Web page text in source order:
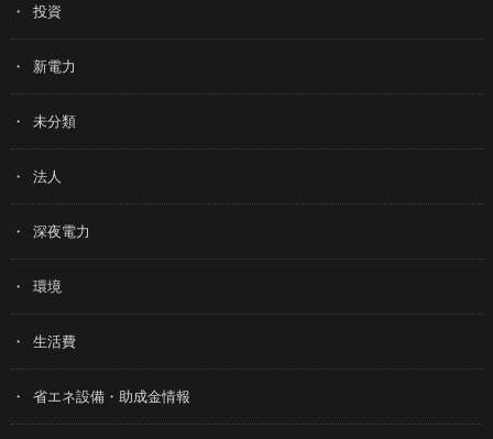
投資
新電力
未分類
法人
深夜電力
環境
生活費
省エネ設備・助成金情報